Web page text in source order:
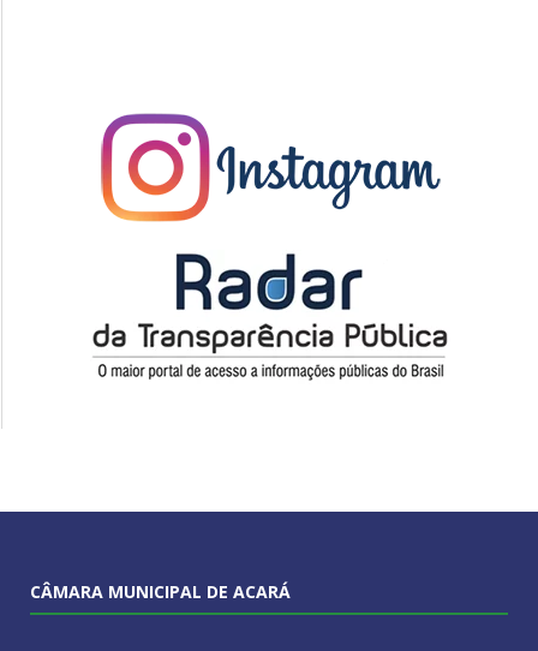
CÂMARA MUNICIPAL DE ACARÁ